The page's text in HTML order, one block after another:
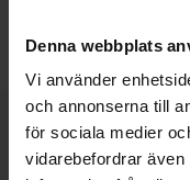
Denna webbplats
Vi använder
och annonserna till
för sociala medier
vidarebefordrar
08-09 )